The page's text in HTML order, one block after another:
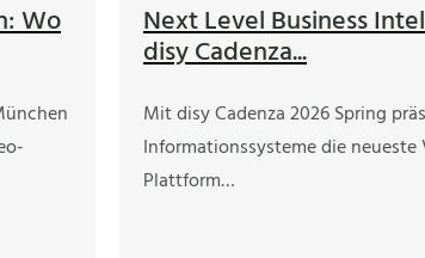
Wo Next Level Business
disy Cadenza...
Mit disy Cadenza 2026 Spring
Informationssysteme die neueste
Plattform…